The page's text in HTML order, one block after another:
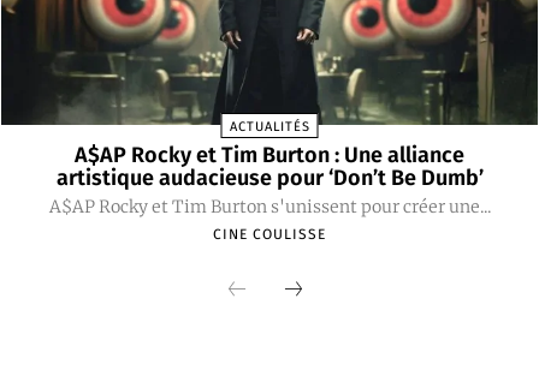
ACTUALITÉS
A$AP Rocky et Tim Burton : Une alliance
artistique audacieuse pour ‘Don’t Be Dumb’
A$AP Rocky et Tim Burton s'unissent pour créer une...
CINE COULISSE